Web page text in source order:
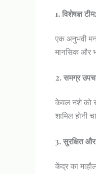
1. विशेषज्ञ टीम:
एक अनुभवी
मानसिक और
2. समग्र
केवल नशे को
शामिल होनी
3. सुरक्षित
केंद्र का